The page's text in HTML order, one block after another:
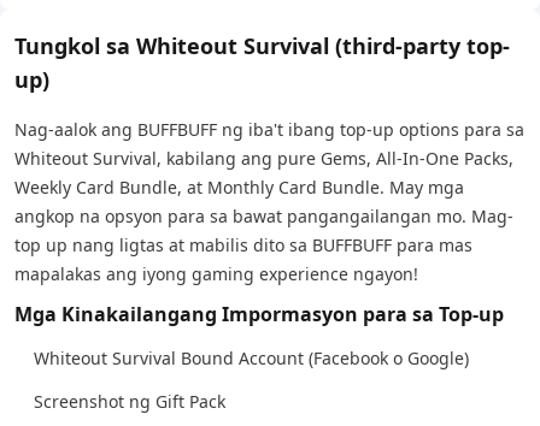
Tungkol sa Whiteout Survival (third-party top-
up)
Nag-aalok ang BUFFBUFF ng iba't ibang top-up options para sa
Whiteout Survival, kabilang ang pure Gems, All-In-One Packs,
Weekly Card Bundle, at Monthly Card Bundle. May mga
angkop na opsyon para sa bawat pangangailangan mo. Mag-
top up nang ligtas at mabilis dito sa BUFFBUFF para mas
mapalakas ang iyong gaming experience ngayon!
Mga Kinakailangang Impormasyon para sa Top-up
Whiteout Survival Bound Account (Facebook o Google)
Screenshot ng Gift Pack